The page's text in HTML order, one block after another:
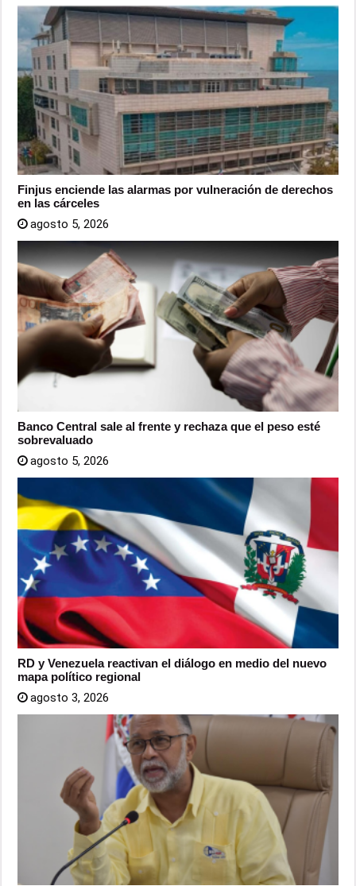
Finjus enciende las alarmas por vulneración de derechos
en las cárceles
agosto 5, 2026
Banco Central sale al frente y rechaza que el peso esté
sobrevaluado
agosto 5, 2026
RD y Venezuela reactivan el diálogo en medio del nuevo
mapa político regional
agosto 3, 2026